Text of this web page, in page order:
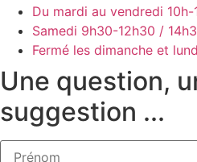
Du mardi au vendredi
Samedi 9h30-12h30 /
Fermé les dimanche et
Une question,
suggestion ...